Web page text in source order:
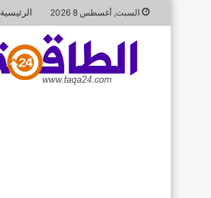
السبت, أغسطس 8 2026 الرئيسية